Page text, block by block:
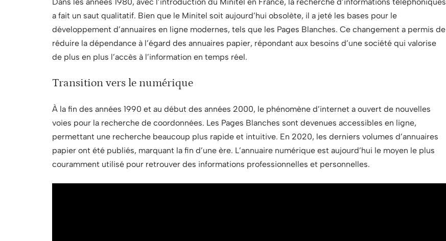
a fait un saut qualitatif. Bien que le Minitel soit aujourd’hui obsolète, il a jeté les bases pour le
développement d’annuaires en ligne modernes, tels que les Pages Blanches. Ce changement a permis de
réduire la dépendance à l’égard des annuaires papier, répondant aux besoins d’une société qui valorise
de plus en plus l’accès à l’information en temps réel.
Transition vers le numérique
À la fin des années 1990 et au début des années 2000, le phénomène d’internet a ouvert de nouvelles
voies pour la recherche de coordonnées. Les Pages Blanches sont devenues accessibles en ligne,
permettant une recherche beaucoup plus rapide et intuitive. En 2020, les derniers volumes d’annuaires
papier ont été publiés, marquant la fin d’une ère. L’annuaire numérique est aujourd’hui le moyen le plus
couramment utilisé pour retrouver des informations professionnelles et personnelles.